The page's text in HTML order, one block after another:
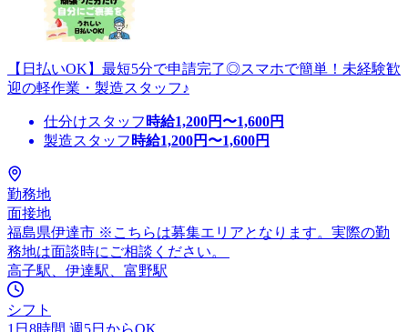
【日払いOK】最短5分で申請完了◎スマホで簡単！未経験歓
迎の軽作業・製造スタッフ♪
仕分けスタッフ 時給1,200円〜1,600円
製造スタッフ 時給1,200円〜1,600円
勤務地
面接地
福島県伊達市 ※こちらは募集エリアとなります。実際の勤
務地は面談時にご相談ください。
高子駅、伊達駅、富野駅
シフト
1日8時間 週5日からOK